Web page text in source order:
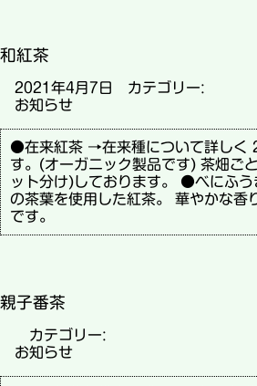
和紅茶
2021年4月7日 カテゴリー:
お知らせ
●在来紅茶 →在来種について詳しく
す。(オーガニック製品です) 茶畑ご
ット分け)しております。 ●べにふ
の茶葉を使用した紅茶。 華やかな香
です。
親子番茶
カテゴリー:
お知らせ